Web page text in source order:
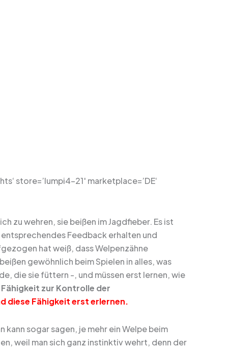
store=’lumpi4-21′ marketplace=’DE‘
zu wehren, sie beißen im Jagdfieber. Es ist
Feedback erhalten und
hat weiß, dass Welpenzähne
gewöhnlich beim Spielen in alles, was
die sie füttern -, und müssen erst lernen, wie
Fähigkeit zur Kontrolle der
diese Fähigkeit erst erlernen.
kann sogar sagen, je mehr ein Welpe beim
weil man sich ganz instinktiv wehrt, denn der